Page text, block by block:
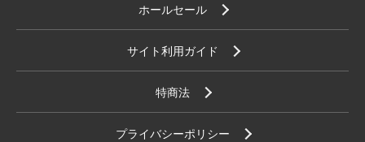
ホールセール
サイト利用ガイド
特商法
プライバシーポリシー